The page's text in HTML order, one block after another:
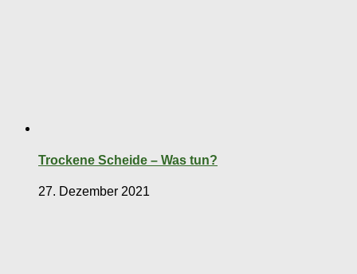
Trockene Scheide – Was tun?
27. Dezember 2021